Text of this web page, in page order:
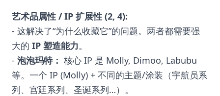
艺术品属性 / IP 扩展性 (2, 4):
- 这解决了“为什么收藏它”的问题。两者都需要强
大的 IP 塑造能力。
- 泡泡玛特： 核心 IP 是 Molly, Dimoo, Labubu
等。一个 IP (Molly) + 不同的主题/涂装（宇航员系
列、宫廷系列、圣诞系列…）。